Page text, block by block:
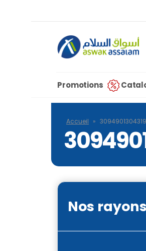
Promotions
Accueil » 3094901304319
Nos rayons